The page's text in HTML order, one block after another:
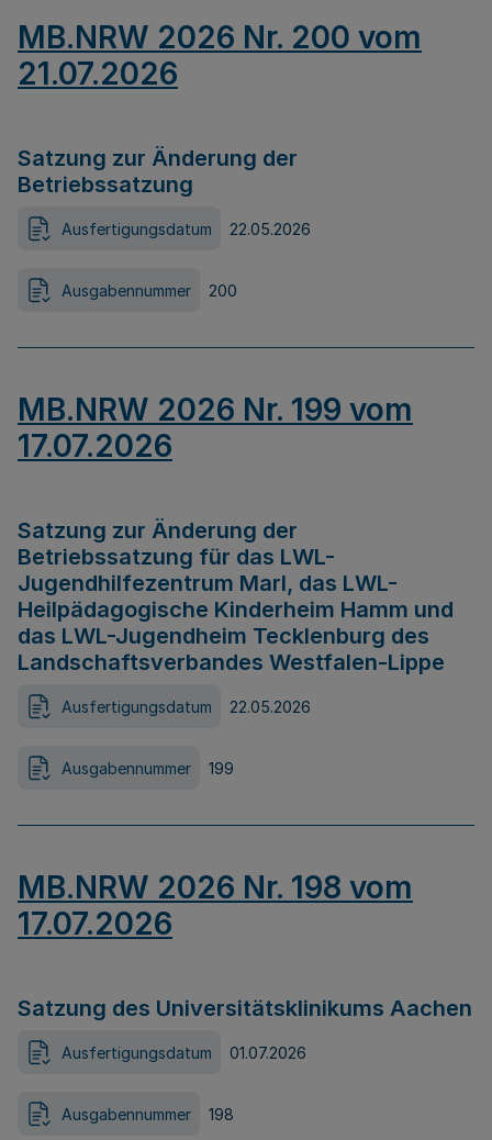
MB.NRW 2026 Nr. 200 vom
21.07.2026
Satzung zur Änderung der
Betriebssatzung
Ausfertigungsdatum 22.05.2026
Ausgabennummer 200
MB.NRW 2026 Nr. 199 vom
17.07.2026
Satzung zur Änderung der
Betriebssatzung für das LWL-
Jugendhilfezentrum Marl, das LWL-
Heilpädagogische Kinderheim Hamm und
das LWL-Jugendheim Tecklenburg des
Landschaftsverbandes Westfalen-Lippe
Ausfertigungsdatum 22.05.2026
Ausgabennummer 199
MB.NRW 2026 Nr. 198 vom
17.07.2026
Satzung des Universitätsklinikums Aachen
Ausfertigungsdatum 01.07.2026
Ausgabennummer 198